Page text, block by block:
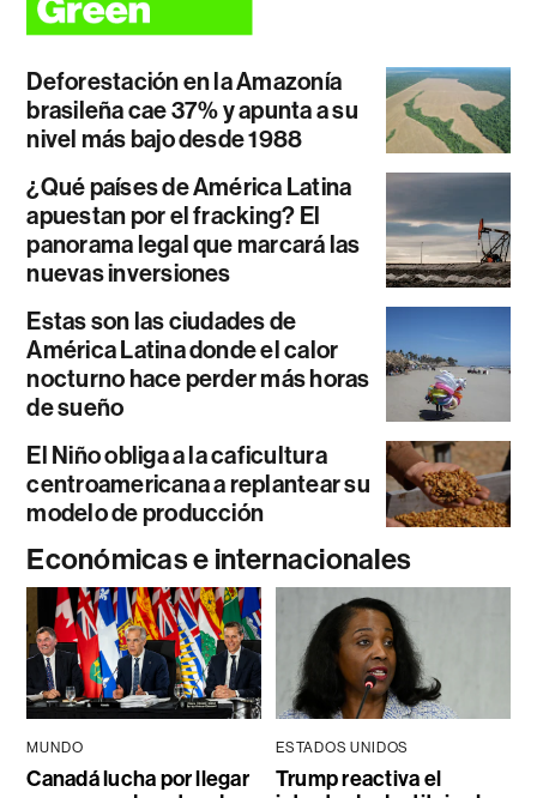
Deforestación en la Amazonía
brasileña cae 37% y apunta a su
nivel más bajo desde 1988
¿Qué países de América Latina
apuestan por el fracking? El
panorama legal que marcará las
nuevas inversiones
Estas son las ciudades de
América Latina donde el calor
nocturno hace perder más horas
de sueño
El Niño obliga a la caficultura
centroamericana a replantear su
modelo de producción
Económicas e internacionales
MUNDO
Canadá lucha por llegar
ESTADOS UNIDOS
Trump reactiva el